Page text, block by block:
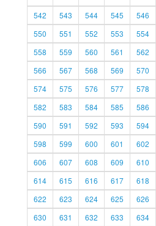
542
543 544 545 546
550
551 552 553 554
558
559 560 561 562
566
567 568 569 570
574
575 576 577 578
582
583 584 585 586
590
591 592 593 594
598
599 600 601 602
606
607 608 609 610
614
615 616 617 618
622
623 624 625 626
630
631 632 633 634